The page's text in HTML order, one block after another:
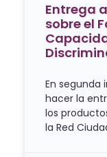
Entrega
sobre el
En segunda
hacer la
los
la Red